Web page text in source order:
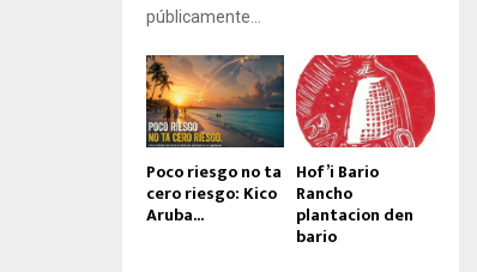
públicamente...
Poco riesgo no ta
cero riesgo: Kico
Aruba...
Hof’i Bario
Rancho
plantacion den
bario